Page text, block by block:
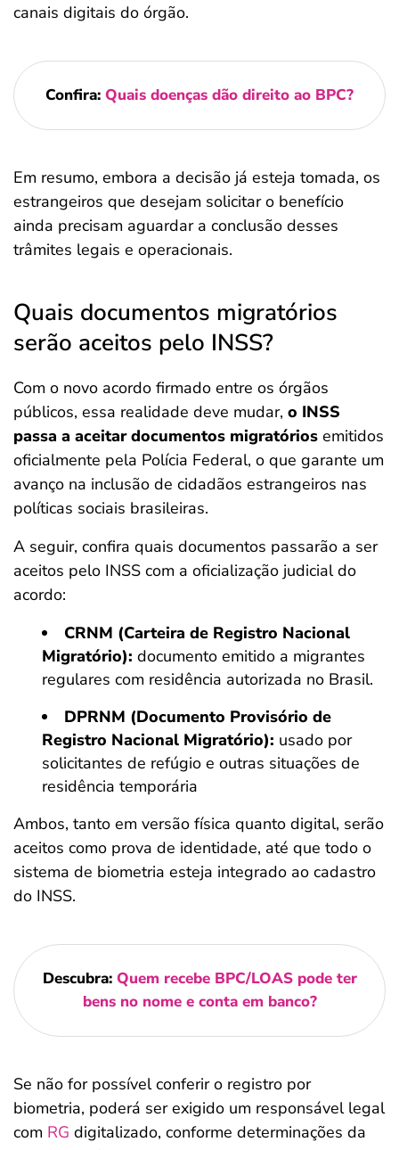
canais digitais do órgão.
Confira: Quais doenças dão direito ao BPC?
Em resumo, embora a decisão já esteja tomada, os
estrangeiros que desejam solicitar o benefício
ainda precisam aguardar a conclusão desses
trâmites legais e operacionais.
Quais documentos migratórios
serão aceitos pelo INSS?
Com o novo acordo firmado entre os órgãos
públicos, essa realidade deve mudar, o INSS
passa a aceitar documentos migratórios emitidos
oficialmente pela Polícia Federal, o que garante um
avanço na inclusão de cidadãos estrangeiros nas
políticas sociais brasileiras.
A seguir, confira quais documentos passarão a ser
aceitos pelo INSS com a oficialização judicial do
acordo:
CRNM (Carteira de Registro Nacional
Migratório): documento emitido a migrantes
regulares com residência autorizada no Brasil.
DPRNM (Documento Provisório de
Registro Nacional Migratório): usado por
solicitantes de refúgio e outras situações de
residência temporária
Ambos, tanto em versão física quanto digital, serão
aceitos como prova de identidade, até que todo o
sistema de biometria esteja integrado ao cadastro
do INSS.
Descubra: Quem recebe BPC/LOAS pode ter
bens no nome e conta em banco?
Se não for possível conferir o registro por
biometria, poderá ser exigido um responsável legal
com RG digitalizado, conforme determinações da